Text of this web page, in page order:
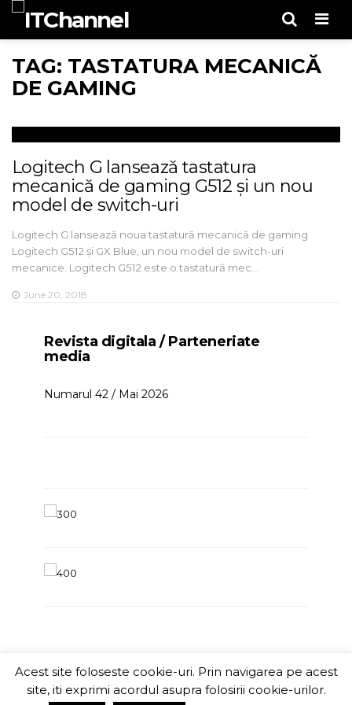
TAG: TASTATURA MECANICĂ
DE GAMING
Logitech G lansează tastatura
mecanică de gaming G512 și un nou
model de switch-uri
Logitech G lansează noua tastatură mecanică de gaming
Logitech G512 și GX Blue, un nou model de switch-uri
mecanice. Logitech G512 este o tastatură mec…
June 20, 2018
Revista digitala / Parteneriate
media
Numarul 42 / Mai 2026
ITChannel
Acest site foloseste cookie-uri. Prin navigarea pe acest
site, iti exprimi acordul asupra folosirii cookie-urilor.